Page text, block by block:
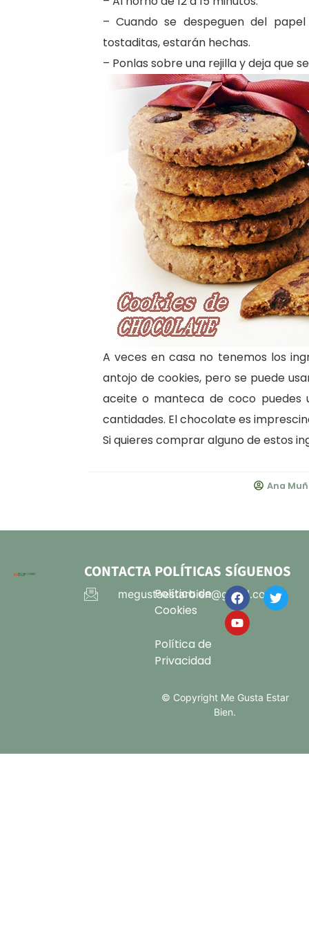
– Cuando se despeguen del
tostaditas, estarán hechas.
– Ponlas sobre una rejilla y deja que
A veces en casa no tenemos los
antojo de cookies, pero se puede
aceite o manteca de coco puedes
cantidades. El chocolate es
Si quieres comprar alguno de estos
Ana
CONTACTA
megustaestarbien@gmail.com
POLÍTICAS
Política de
Cookies
Política de
Privacidad
SÍGUENOS
© Copyright Me Gusta Estar
Bien.